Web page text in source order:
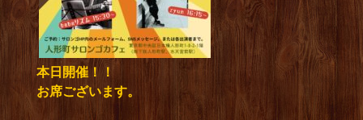
本日開催！！
お席ございます。